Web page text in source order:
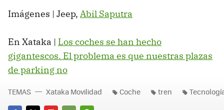
Imágenes | Jeep, Abil Saputra
En Xataka | Los coches se han hecho
gigantescos. El problema es que nuestras plazas
de parking no
TEMAS Xataka Movilidad Coche tren